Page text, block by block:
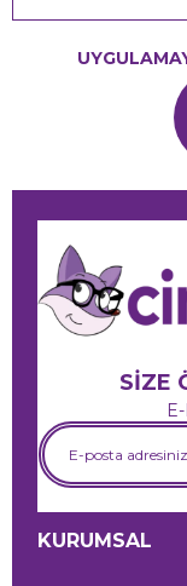
SİZE
KURUMSAL